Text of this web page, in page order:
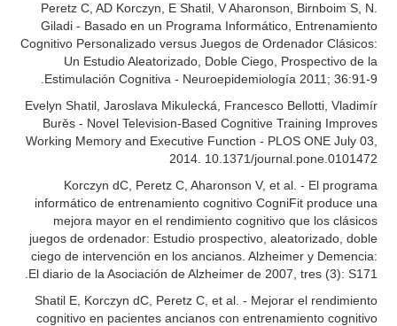
Peretz C, AD Korczyn, E Shatil, V Aharonson, Birnboim S, N.
Giladi - Basado en un Programa Informático, Entrenamiento
Cognitivo Personalizado versus Juegos de Ordenador Clásicos:
Un Estudio Aleatorizado, Doble Ciego, Prospectivo de la
Estimulación Cognitiva - Neuroepidemiología 2011; 36:91-9.
Evelyn Shatil, Jaroslava Mikulecká, Francesco Bellotti, Vladimír
Burěs - Novel Television-Based Cognitive Training Improves
Working Memory and Executive Function - PLOS ONE July 03,
2014. 10.1371/journal.pone.0101472
Korczyn dC, Peretz C, Aharonson V, et al. - El programa
informático de entrenamiento cognitivo CogniFit produce una
mejora mayor en el rendimiento cognitivo que los clásicos
juegos de ordenador: Estudio prospectivo, aleatorizado, doble
ciego de intervención en los ancianos. Alzheimer y Demencia:
El diario de la Asociación de Alzheimer de 2007, tres (3): S171.
Shatil E, Korczyn dC, Peretz C, et al. - Mejorar el rendimiento
cognitivo en pacientes ancianos con entrenamiento cognitivo